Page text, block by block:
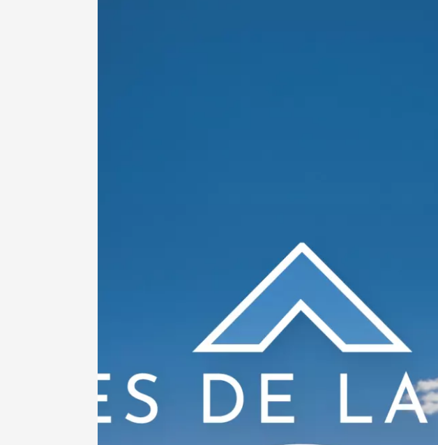
09:30
11:30
06 août 2026 et plus
Les Jeudis Tchin au
Domaine Fontaine du Clos
Sarrians
19:00
22:30
Historique
Produits du terroir